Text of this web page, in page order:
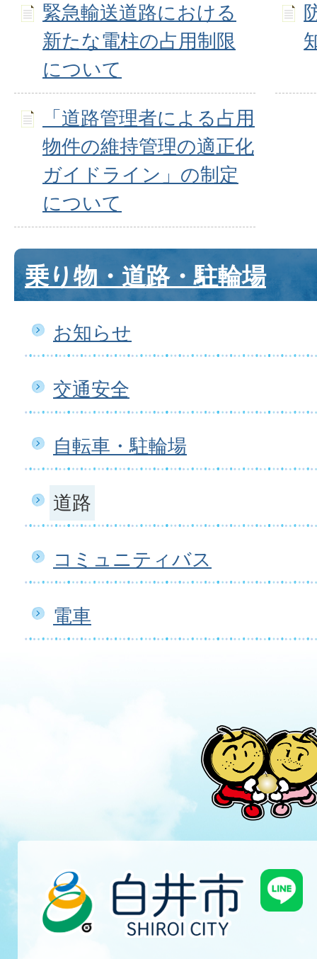
緊急輸送道路における
新たな電柱の占用制限
について
「道路管理者による占用
物件の維持管理の適正化
ガイドライン」の制定
について
乗り物・道路・駐輪場
お知らせ
交通安全
自転車・駐輪場
道路
コミュニティバス
電車